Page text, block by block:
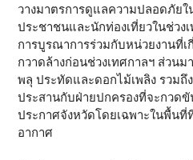
วางมาตรการดูแลความปลอดภัย
ประชาชนและนักท่องเที่ยวในช่วง
การบูรณาการร่วมกับหน่วยงานที่เ
กวาดล้างก่อนช่วงเทศกาลฯ ส่วน
พลุ ประทัดและดอกไม้เพลิง รวม
ประสานกับฝ่ายปกครองที่จะกวด
ประกาศจังหวัดโดยเฉพาะในพื้นที่
อากาศ